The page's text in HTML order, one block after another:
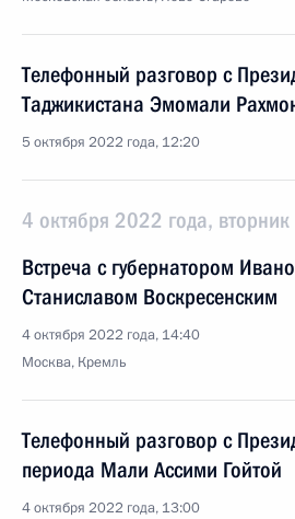
Телефонный разговор с
Таджикистана Эмомали
5 октября 2022 года, 12:20
4 октября 2022 года, вторник
Встреча с губернатором
Станиславом Воскресенским
4 октября 2022 года, 14:40
Москва, Кремль
Телефонный разговор с
периода Мали Ассими Гойтой
4 октября 2022 года, 13:00